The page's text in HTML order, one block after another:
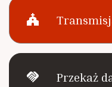
church
handshake Przekaż